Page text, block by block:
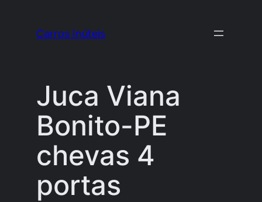
Carros Inúteis
Juca Viana
Bonito-PE
chevas 4
portas